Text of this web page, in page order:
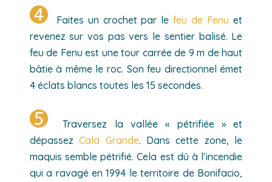
Faites un crochet par lefeu de Fenu et
revenez sur vos pas vers le sentier balisé. Le
feu de Fenu est une tour carrée de 9 m de haut
bâtie à même le roc. Son feu directionnel émet
4 éclats blancs toutes les 15 secondes.
Traversez la vallée « pétrifiée » et
dépassezCala Grande. Dans cette zone, le
maquis semble pétrifié. Cela est dû à l’incendie
qui a ravagé en 1994 le territoire de Bonifacio,